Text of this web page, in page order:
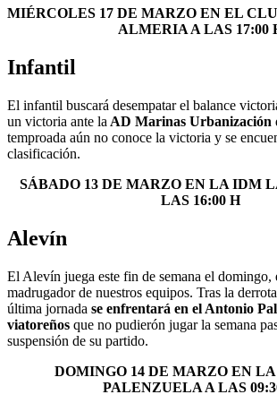
MIÉRCOLES 17 DE MARZO EN EL
ALMERIA A LAS 17:00
Infantil
El infantil buscará desempatar el balance
un victoria ante la AD Marinas Urbanización
temproada aún no conoce la victoria y se
clasificación.
SÁBADO 13 DE MARZO EN LA IDM
LAS 16:00 H
Alevín
El Alevín juega este fin de semana el domingo,
madrugador de nuestros equipos. Tras la
última jornada se enfrentará en el Antonio
viatoreños que no pudierón jugar la semana
suspensión de su partido.
DOMINGO 14 DE MARZO EN
PALENZUELA A LAS